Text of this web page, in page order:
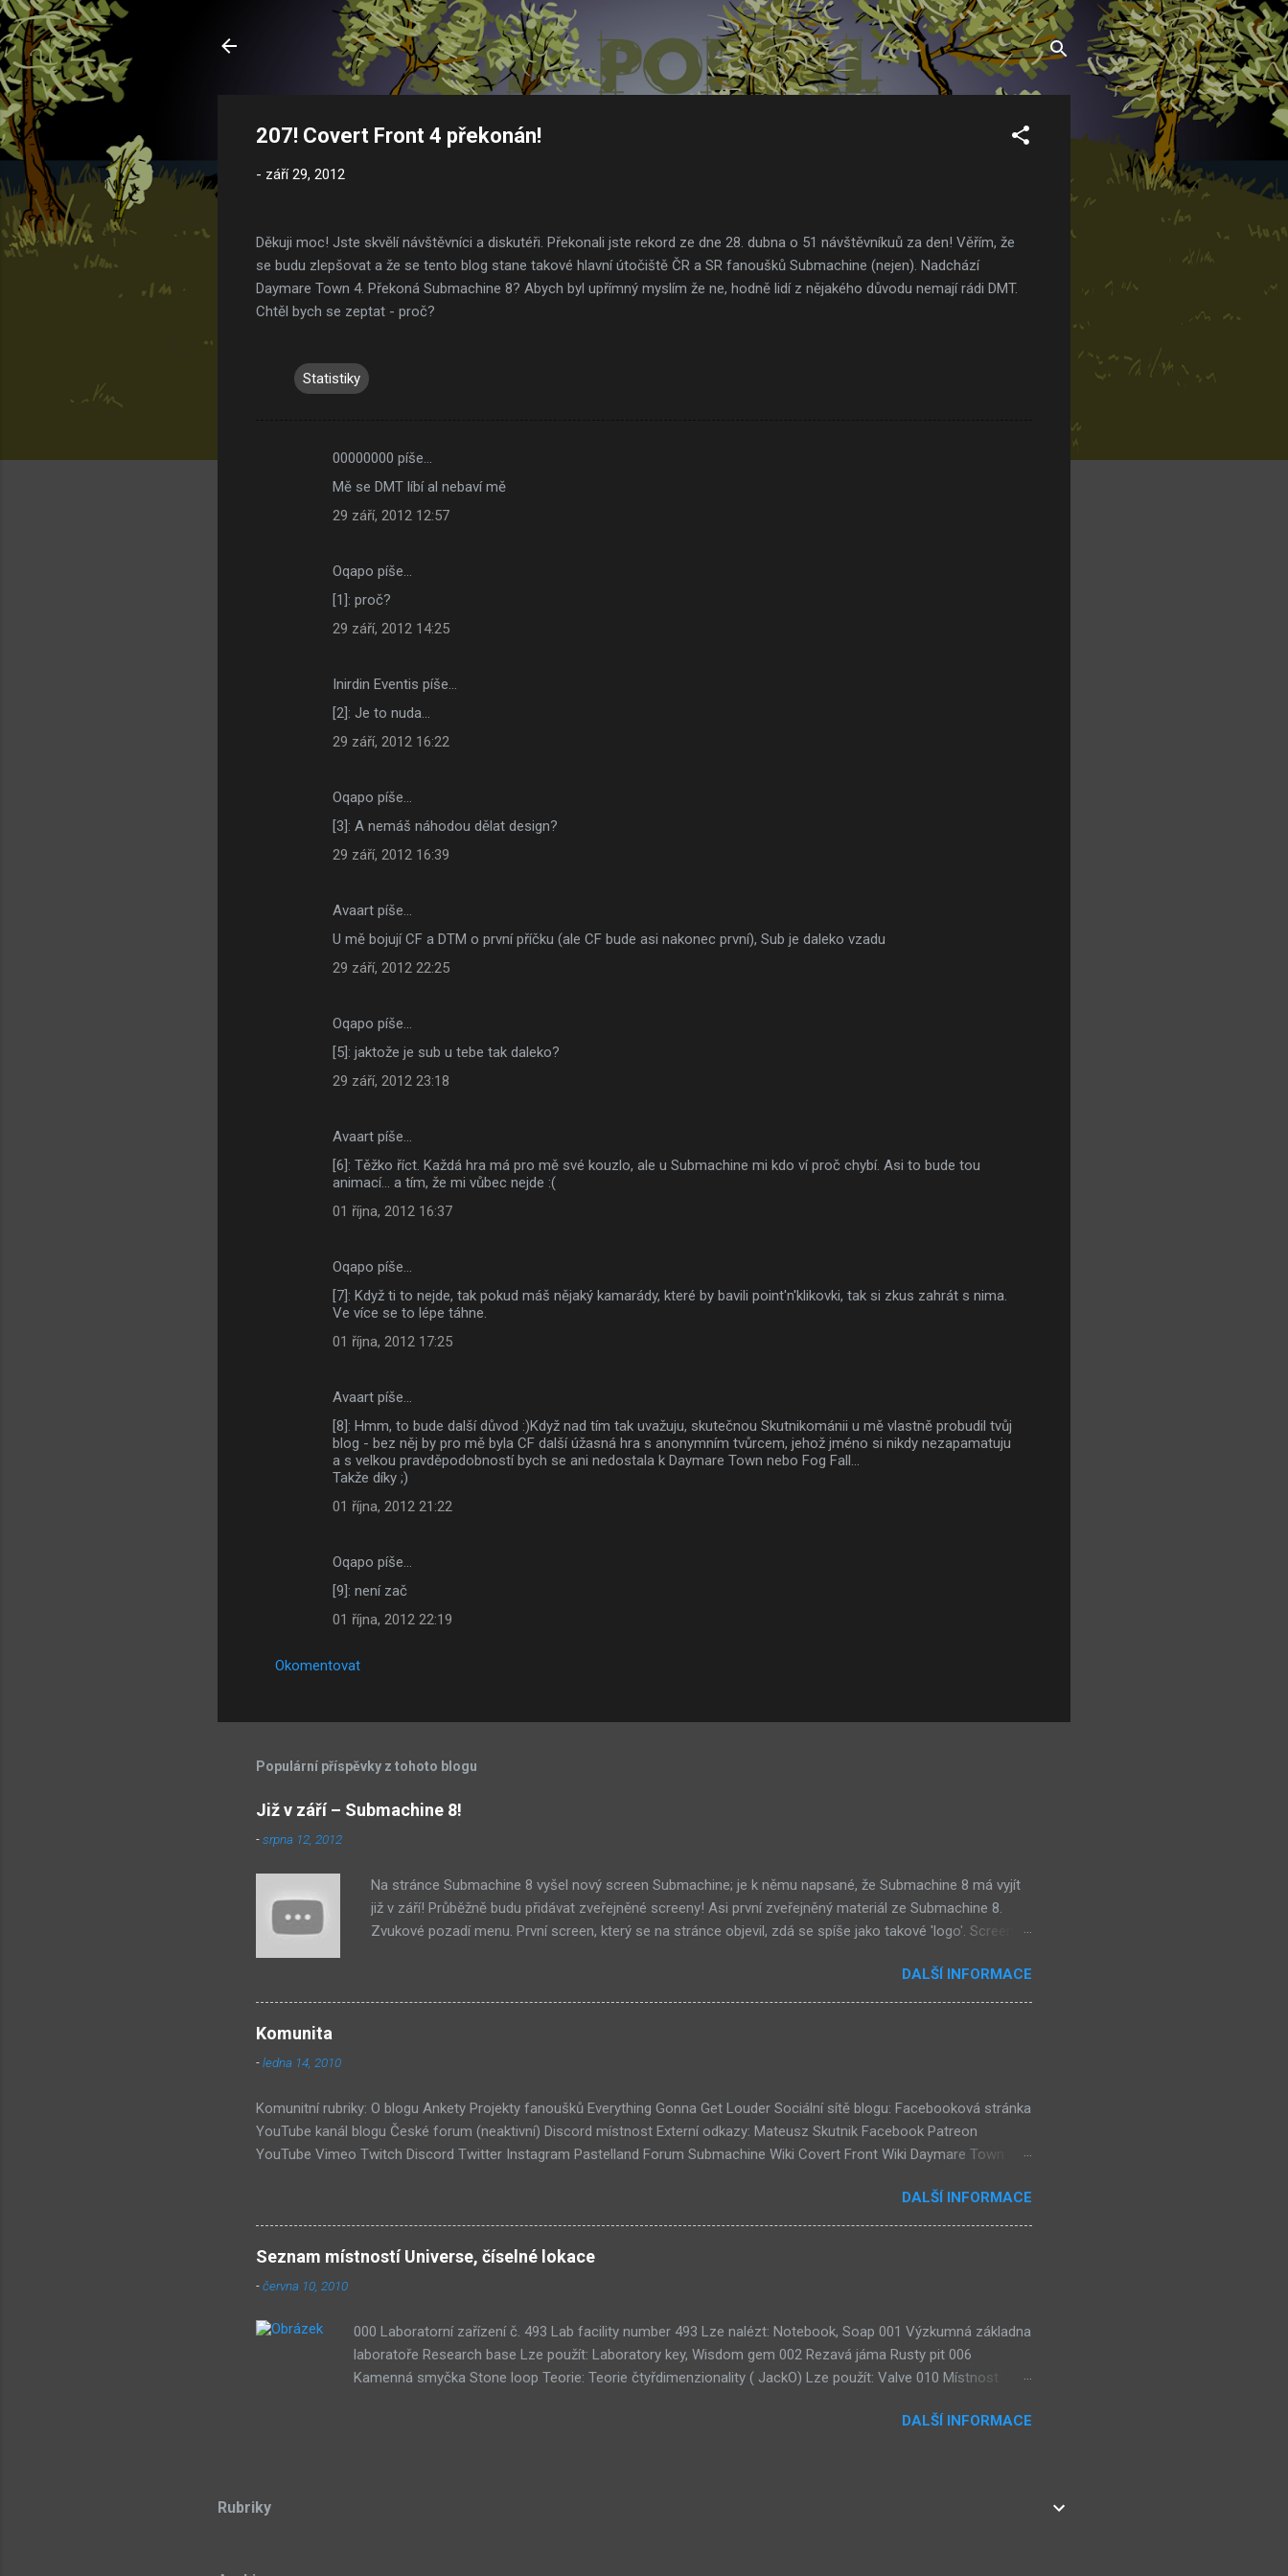
Přeskočit na hlavní obsah
207! Covert Front 4 překonán!
- září 29, 2012
Děkuji moc! Jste skvělí návštěvníci a diskutéři. Překonali jste rekord ze dne 28. dubna o 51 návštěvníkuů za den! Věřím, že
se budu zlepšovat a že se tento blog stane takové hlavní útočiště ČR a SR fanoušků Submachine (nejen). Nadchází
Daymare Town 4. Překoná Submachine 8? Abych byl upřímný myslím že ne, hodně lidí z nějakého důvodu nemají rádi DMT.
Chtěl bych se zeptat - proč?
Statistiky
00000000 píše…
Mě se DMT líbí al nebaví mě
29 září, 2012 12:57
Oqapo píše…
[1]: proč?
29 září, 2012 14:25
Inirdin Eventis píše…
[2]: Je to nuda...
29 září, 2012 16:22
Oqapo píše…
[3]: A nemáš náhodou dělat design?
29 září, 2012 16:39
Avaart píše…
U mě bojují CF a DTM o první příčku (ale CF bude asi nakonec první), Sub je daleko vzadu
29 září, 2012 22:25
Oqapo píše…
[5]: jaktože je sub u tebe tak daleko?
29 září, 2012 23:18
Avaart píše…
[6]: Těžko říct. Každá hra má pro mě své kouzlo, ale u Submachine mi kdo ví proč chybí. Asi to bude tou
animací... a tím, že mi vůbec nejde :(
01 října, 2012 16:37
Oqapo píše…
[7]: Když ti to nejde, tak pokud máš nějaký kamarády, které by bavili point'n'klikovki, tak si zkus zahrát s nima.
Ve více se to lépe táhne.
01 října, 2012 17:25
Avaart píše…
[8]: Hmm, to bude další důvod :)Když nad tím tak uvažuju, skutečnou Skutnikománii u mě vlastně probudil tvůj
blog - bez něj by pro mě byla CF další úžasná hra s anonymním tvůrcem, jehož jméno si nikdy nezapamatuju
a s velkou pravděpodobností bych se ani nedostala k Daymare Town nebo Fog Fall...
Takže díky ;)
01 října, 2012 21:22
Oqapo píše…
[9]: není zač
01 října, 2012 22:19
Okomentovat
Populární příspěvky z tohoto blogu
Již v září – Submachine 8!
-srpna 12, 2012
Na stránce Submachine 8 vyšel nový screen Submachine; je k němu napsané, že Submachine 8 má vyjít
již v září! Průběžně budu přidávat zveřejněné screeny! Asi první zveřejněný materiál ze Submachine 8.
Zvukové pozadí menu. První screen, který se na stránce objevil, zdá se spíše jako takové 'logo'. Screen
jako systém padacího mostu v DaymareTown 1 ( stránka sub8 ) Screen, který se objevil jako ikona her na
PastelPortal.com, vypadá to snad že vystoupíme z Liziny lodi, ovšem v páte vrstě (čili jiné dimenzi) a co
DALŠÍ INFORMACE
Komunita
-ledna 14, 2010
Komunitní rubriky: O blogu Ankety Projekty fanoušků Everything Gonna Get Louder Sociální sítě blogu: Facebooková stránka
YouTube kanál blogu České forum (neaktivní) Discord místnost Externí odkazy: Mateusz Skutnik Facebook Patreon
YouTube Vimeo Twitch Discord Twitter Instagram Pastelland Forum Submachine Wiki Covert Front Wiki Daymare Town
Submachine 8: The Plan (161) Submachine 10: The Exit (93) Submachine 9: The Temple (89) Přicházejí "Čtenářské Ankety"!
(74) Submachine 6 v sobotu? (70) Submachine: 32 Chambers (65) Covert Front 4: Spark of Life (Neaktuální) (54) Kulturní
vlivy #1: UVB-76 (49) Pod tímto článkem probíhá všeobecná diskuze
DALŠÍ INFORMACE
Seznam místností Universe, číselné lokace
-června 10, 2010
000 Laboratorní zařízení č. 493 Lab facility number 493 Lze nalézt: Notebook, Soap 001 Výzkumná základna
laboratoře Research base Lze použít: Laboratory key, Wisdom gem 002 Rezavá jáma Rusty pit 006
Kamenná smyčka Stone loop Teorie: Teorie čtyřdimenzionality ( JackO) Lze použít: Valve 010 Místnost
stone Lze použít: 3× Wisdom gem 011 Koridor strojovny Clockwork corridor Teorie: Teorie karmy (Pyro
DALŠÍ INFORMACE
Rubriky